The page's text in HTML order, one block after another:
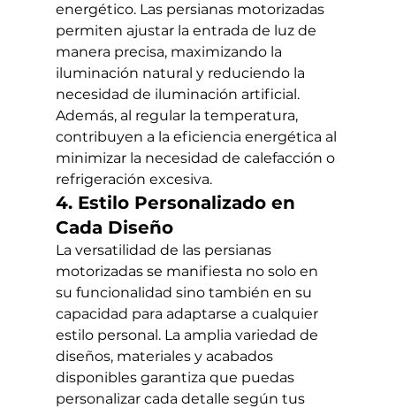
energético. Las persianas motorizadas
permiten ajustar la entrada de luz de
manera precisa, maximizando la
iluminación natural y reduciendo la
necesidad de iluminación artificial.
Además, al regular la temperatura,
contribuyen a la eficiencia energética al
minimizar la necesidad de calefacción o
refrigeración excesiva.
4. Estilo Personalizado en
Cada Diseño
La versatilidad de las persianas
motorizadas se manifiesta no solo en
su funcionalidad sino también en su
capacidad para adaptarse a cualquier
estilo personal. La amplia variedad de
diseños, materiales y acabados
disponibles garantiza que puedas
personalizar cada detalle según tus